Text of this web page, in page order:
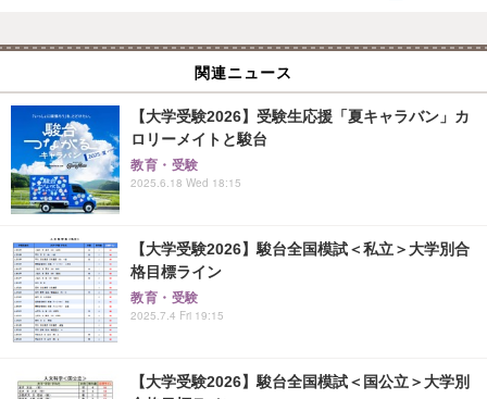
関連ニュース
【大学受験2026】受験生応援「夏キャラバン」カ
ロリーメイトと駿台
教育・受験
2025.6.18 Wed 18:15
【大学受験2026】駿台全国模試＜私立＞大学別合
格目標ライン
教育・受験
2025.7.4 Fri 19:15
【大学受験2026】駿台全国模試＜国公立＞大学別